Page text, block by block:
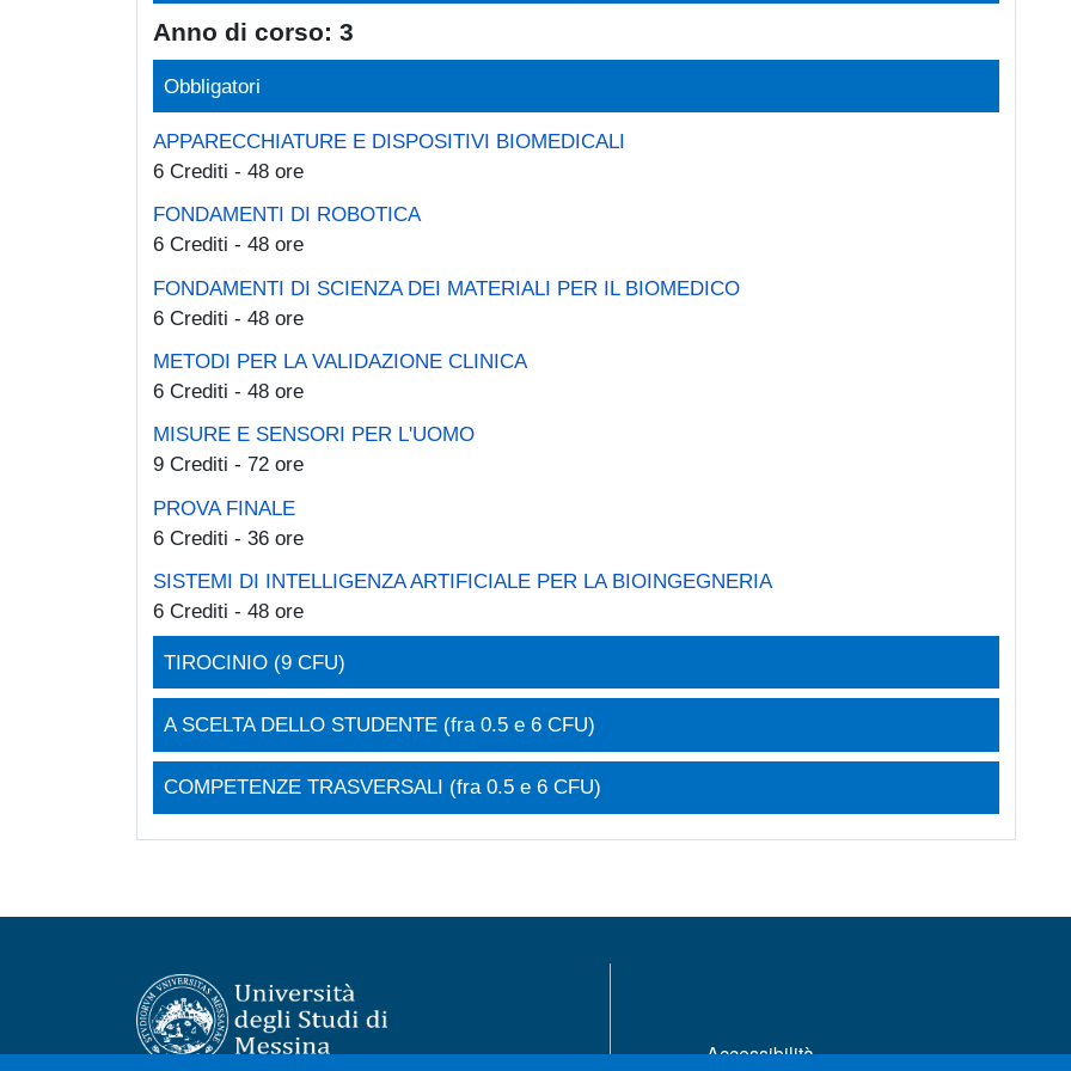
Anno di corso: 3
Obbligatori
APPARECCHIATURE E DISPOSITIVI BIOMEDICALI
6 Crediti - 48 ore
FONDAMENTI DI ROBOTICA
6 Crediti - 48 ore
FONDAMENTI DI SCIENZA DEI MATERIALI PER IL BIOMEDICO
6 Crediti - 48 ore
METODI PER LA VALIDAZIONE CLINICA
6 Crediti - 48 ore
MISURE E SENSORI PER L'UOMO
9 Crediti - 72 ore
PROVA FINALE
6 Crediti - 36 ore
SISTEMI DI INTELLIGENZA ARTIFICIALE PER LA BIOINGEGNERIA
6 Crediti - 48 ore
TIROCINIO (9 CFU)
A SCELTA DELLO STUDENTE (fra 0.5 e 6 CFU)
COMPETENZE TRASVERSALI (fra 0.5 e 6 CFU)
Accessibilità